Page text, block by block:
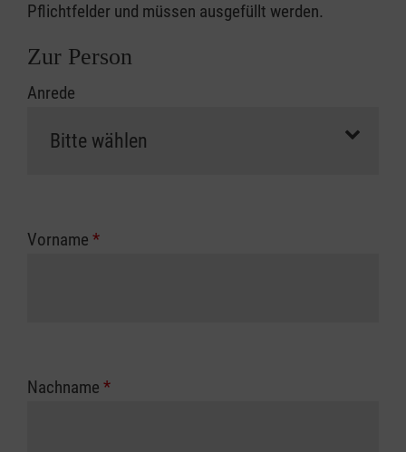
Pflichtfelder und müssen ausgefüllt werden.
Zur Person
Anrede
Vorname *
Nachname *